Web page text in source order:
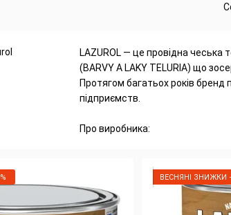
LAZUROL — це провідна
(BARVY A LAKY TELURIA) що
Протягом багатьох років
підприємств.
Про виробника:
Чому обирають LAZUROL?
Справжня європейська якість:
ВЕСНЯНІ ЗНИЖКИ